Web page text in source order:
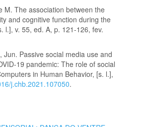
M. The association between the
and cognitive function during the
l.], v. 55, ed. A, p. 121-126, fev.
Jun. Passive social media use and
19 pandemic: The role of social
in Human Behavior, [s. l.],
j.chb.2021.107050.